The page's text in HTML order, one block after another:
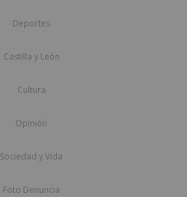
Deportes
Castilla y León
Cultura
Opinión
Sociedad y Vida
Foto Denuncia